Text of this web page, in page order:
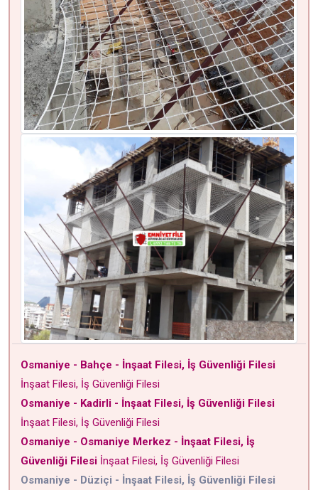
Osmaniye - Bahçe - İnşaat Filesi, İş Güvenliği Filesi
İnşaat Filesi, İş Güvenliği Filesi
Osmaniye - Kadirli - İnşaat Filesi, İş Güvenliği Filesi
İnşaat Filesi, İş Güvenliği Filesi
Osmaniye - Osmaniye Merkez - İnşaat Filesi, İş
Güvenliği Filesi İnşaat Filesi, İş Güvenliği Filesi
Osmaniye - Düziçi - İnşaat Filesi, İş Güvenliği Filesi